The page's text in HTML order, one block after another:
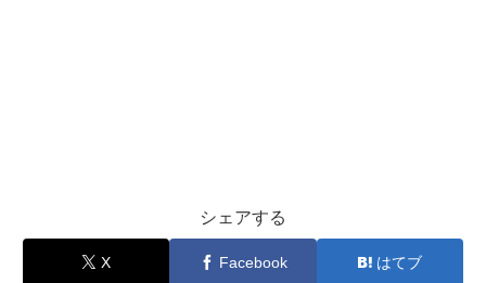
シェアする
X Facebook はてブ